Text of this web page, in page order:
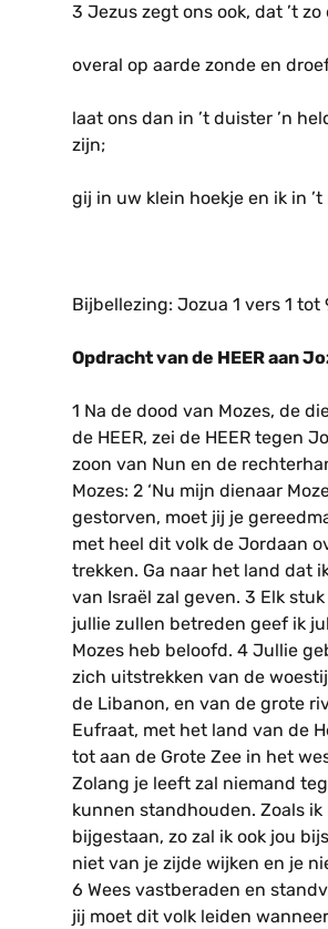
3 Jezus zegt ons ook, dat ’t zo
overal op aarde zonde en
laat ons dan in ’t duister ’n
zijn;
gij in uw klein hoekje en ik in ’t
Bijbellezing: Jozua 1 vers 1 tot
Opdracht van de HEER aan
1 Na de dood van Mozes, de
de HEER, zei de HEER tegen
zoon van Nun en de
Mozes: 2 ‘Nu mijn dienaar
gestorven, moet jij je
met heel dit volk de Jordaan
trekken. Ga naar het land dat
van Israël zal geven. 3 Elk
jullie zullen betreden geef ik
Mozes heb beloofd. 4 Jullie
zich uitstrekken van de
de Libanon, en van de grote
Eufraat, met het land van de
tot aan de Grote Zee in het
Zolang je leeft zal niemand
kunnen standhouden. Zoals ik
bijgestaan, zo zal ik ook jou
niet van je zijde wijken en je
6 Wees vastberaden en
jij moet dit volk leiden